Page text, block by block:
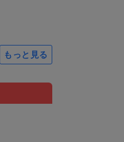
もっと見る